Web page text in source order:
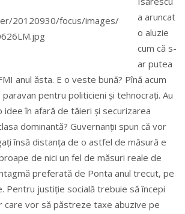
a aruncat
o aluzie
cum că s-
ar putea
anul ăsta. E o veste bună? Pînă acum
paravan pentru politicieni şi tehnocraţi. Au
idee în afară de tăieri şi securizarea
dominantă? Guvernanţii spun că vor
însă distanţa de o astfel de măsură e
de nici un fel de măsuri reale de
preferată de Ponta anul trecut, pe
Pentru justiţie socială trebuie să începi
care vor să păstreze taxe abuzive pe